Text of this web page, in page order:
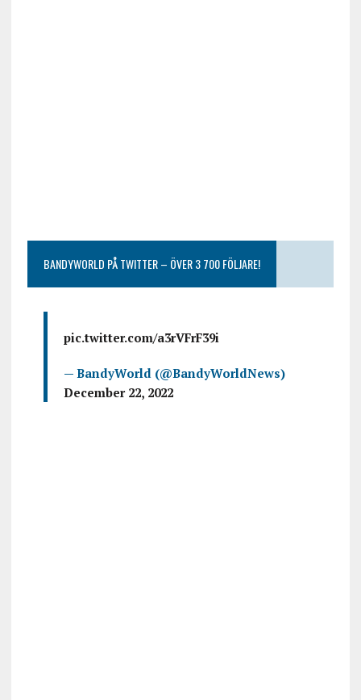
BANDYWORLD PÅ TWITTER – ÖVER 3 700 FÖLJARE!
pic.twitter.com/a3rVFrF39i
— BandyWorld (@BandyWorldNews)
December 22, 2022